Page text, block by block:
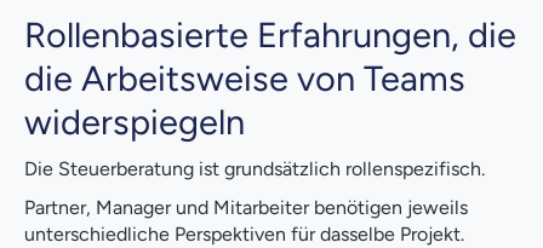
Rollenbasierte Erfahrungen, die
die Arbeitsweise von Teams
widerspiegeln
Die Steuerberatung ist grundsätzlich rollenspezifisch.
Partner, Manager und Mitarbeiter benötigen jeweils
unterschiedliche Perspektiven für dasselbe Projekt.